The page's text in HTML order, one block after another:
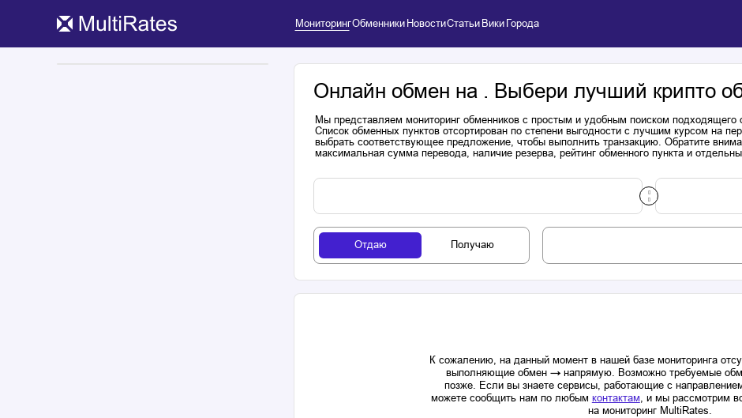
МониторингОбменники НовостиСтатьи Вики Города
Онлайн обмен на . Выбери лучший крипто
Мы представляем мониторинг обменников с простым и удобным поиском подходящего
Список обменных пунктов отсортирован по степени выгодности с лучшим курсом на
выбрать соответствующее предложение, чтобы выполнить транзакцию. Обратите
максимальная сумма перевода, наличие резерва, рейтинг обменного пункта и
Отдаю Получаю
К сожалению, на данный момент в нашей базе мониторинга
выполняющие обмен → напрямую. Возможно требуемые
позже. Если вы знаете сервисы, работающие с
можете сообщить нам по любым контактам, и мы рассмотрим
на мониторинг MultiRates.